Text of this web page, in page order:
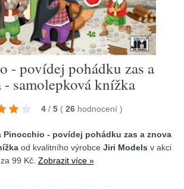
- povídej pohádku zas a
- samolepková knížka
4 / 5 ( 26 hodnocení )
Pinocchio - povídej pohádku zas a znova
od kvalitního výrobce Jiri Models v akci
za 99 Kč. Zobrazit více »